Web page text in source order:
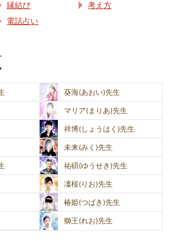
縁結び
考え方
電話占い
葵海(あおい)先生
マリア(まりあ)先生
祥博(しょうはく)先生
未来(みく)先生
祐碩(ゆうせき)先生
凜桜(りお)先生
椿姫(つばき)先生
獅王(れお)先生